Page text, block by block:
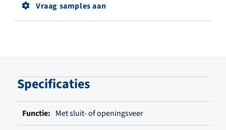
Vraag samples aan
Specificaties
informatie
Met sluit- of openingsveer